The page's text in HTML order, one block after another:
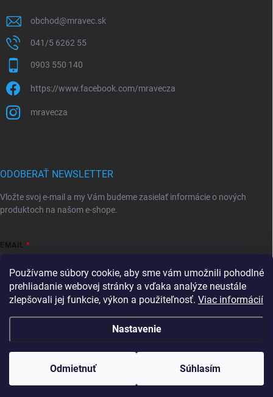
Používame súbory cookie, aby sme vám umožnili pohodlné
prehliadanie webovej stránky a vďaka analýze neustále
zlepšovali jej funkcie, výkon a použiteľnosť. Viac informácií
Nastavenie
Odmietnuť Súhlasím
Tovar, ktorý je skladom, expedujeme do 24hodín od
obchod@mravec.sk
041/5 6262 55
0903 550 140
https://www.facebook.com/mravecza
mravecza
ODOBERAŤ NEWSLETTER
Vložte svoj e-mail a my Vám budeme zasielať informácie o nových
produktoch na našom e-shope.
EMAIL
Vložením e-mailu súhlasíte spodmienkami ochrany osobných údajov
Vytvoril Shoptet
Copyright 2026Mravec.sk. Všetky práva vyhradené.Upraviť nastavenie